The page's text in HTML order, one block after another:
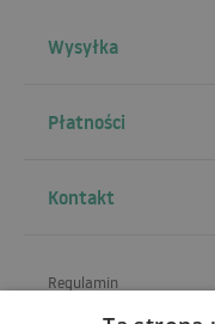
Wysyłka
Płatności
Kontakt
Regulamin